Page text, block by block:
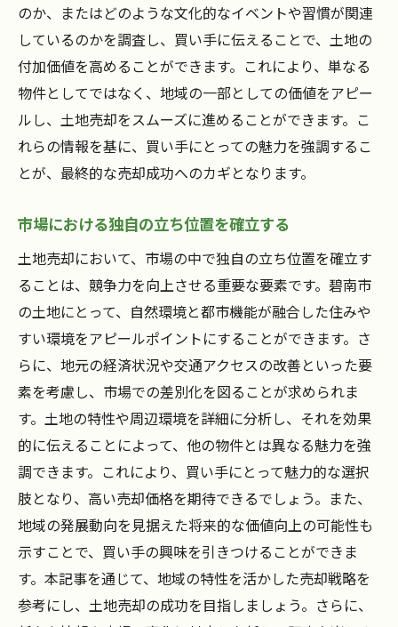
のか、またはどのような文化的なイベントや習慣が関連
しているのかを調査し、買い手に伝えることで、土地の
付加価値を高めることができます。これにより、単なる
物件としてではなく、地域の一部としての価値をアピー
ルし、土地売却をスムーズに進めることができます。こ
れらの情報を基に、買い手にとっての魅力を強調するこ
とが、最終的な売却成功へのカギとなります。
市場における独自の立ち位置を確立する
土地売却において、市場の中で独自の立ち位置を確立す
ることは、競争力を向上させる重要な要素です。碧南市
の土地にとって、自然環境と都市機能が融合した住みや
すい環境をアピールポイントにすることができます。さ
らに、地元の経済状況や交通アクセスの改善といった要
素を考慮し、市場での差別化を図ることが求められま
す。土地の特性や周辺環境を詳細に分析し、それを効果
的に伝えることによって、他の物件とは異なる魅力を強
調できます。これにより、買い手にとって魅力的な選択
肢となり、高い売却価格を期待できるでしょう。また、
地域の発展動向を見据えた将来的な価値向上の可能性も
示すことで、買い手の興味を引きつけることができま
す。本記事を通じて、地域の特性を活かした売却戦略を
参考にし、土地売却の成功を目指しましょう。さらに、